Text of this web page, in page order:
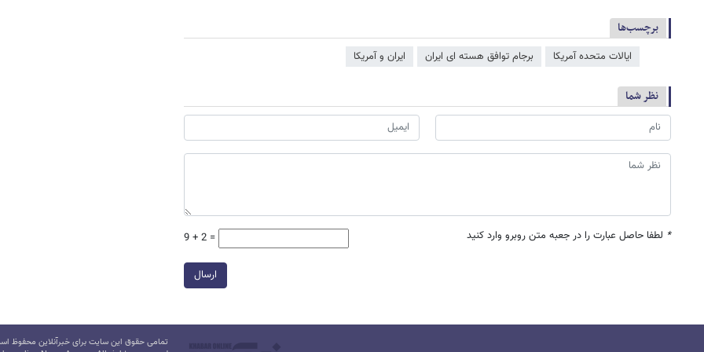
برچسب‌ها
ایالات متحده آمریکا برجام توافق هسته ای ایران ایران و آمریکا
نظر شما
* لطفا حاصل عبارت را در جعبه متن روبرو وارد کنید 9 + 2 =
ارسال
تمامی حقوق این سایت برای خبرآنلاین محفوظ